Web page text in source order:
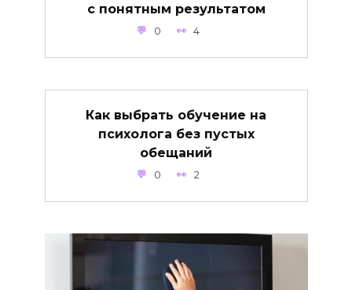
с понятным результатом
0 4
Как выбрать обучение на
психолога без пустых
обещаний
0 2